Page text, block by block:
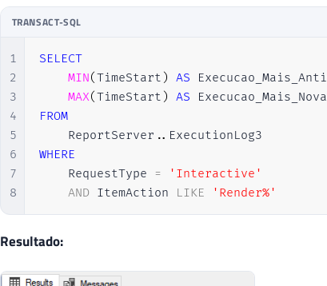
TRANSACT-SQL
1
2
3
4
5
6
7
8
SELECT
MIN(TimeStart ) AS
MAX(TimeStart ) AS
FROM
    ReportServer
..
WHERE
    RequestType
=
'Interactive'
AND ItemAction LIKE 'Render%'
Resultado: